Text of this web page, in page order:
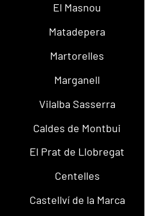
El Masnou
Matadepera
Martorelles
Marganell
Vilalba Sasserra
Caldes de Montbui
El Prat de Llobregat
Centelles
Castellví de la Marca